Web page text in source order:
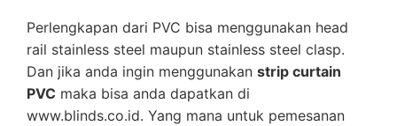
Perlengkapan dari PVC bisa menggunakan head
rail stainless steel maupun stainless steel clasp.
Dan jika anda ingin menggunakan strip curtain
PVC maka bisa anda dapatkan di
www.blinds.co.id. Yang mana untuk pemesanan